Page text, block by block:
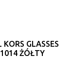
KORS GLASSES
ŻÓŁTY